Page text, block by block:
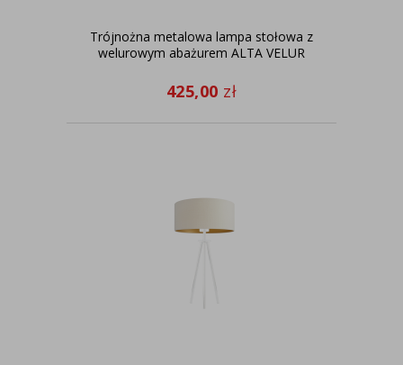
Trójnożna metalowa lampa stołowa z
welurowym abażurem ALTA VELUR
425,00 zł